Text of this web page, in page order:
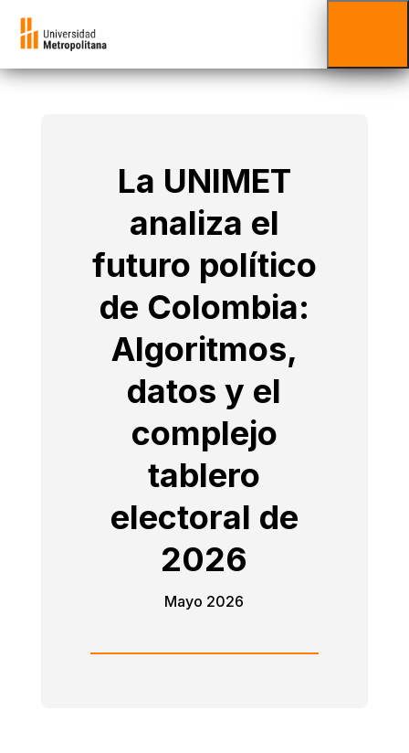
La UNIMET
analiza el
futuro político
de Colombia:
Algoritmos,
datos y el
complejo
tablero
electoral de
2026
Mayo 2026